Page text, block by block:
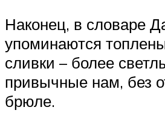
Наконец, в словаре
упоминаются
сливки – более
привычные нам, без
брюле.